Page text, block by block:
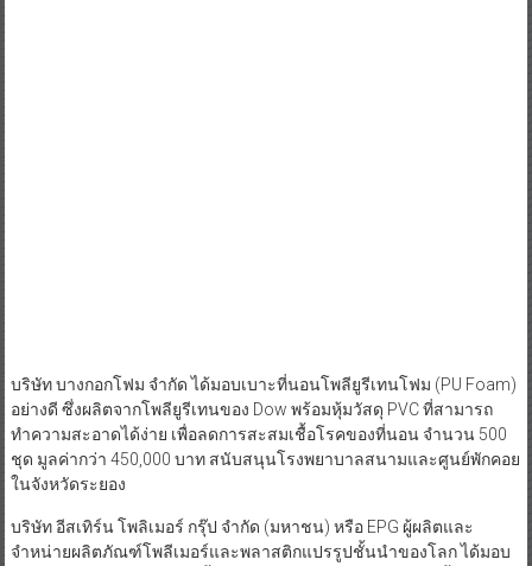
บริษัท บางกอกโฟม จำกัด ได้มอบเบาะที่นอนโพลียูรีเทนโฟม (PU Foam)
อย่างดี ซึ่งผลิตจากโพลียูรีเทนของ Dow พร้อมหุ้มวัสดุ PVC ที่สามารถ
ทำความสะอาดได้ง่าย เพื่อลดการสะสมเชื้อโรคของที่นอน จำนวน 500
ชุด มูลค่ากว่า 450,000 บาท สนับสนุนโรงพยาบาลสนามและศูนย์พักคอย
ในจังหวัดระยอง
บริษัท อีสเทิร์น โพลิเมอร์ กรุ๊ป จำกัด (มหาชน) หรือ EPG ผู้ผลิตและ
จำหน่ายผลิตภัณฑ์โพลีเมอร์และพลาสติกแปรรูปชั้นนำของโลก ได้มอบ